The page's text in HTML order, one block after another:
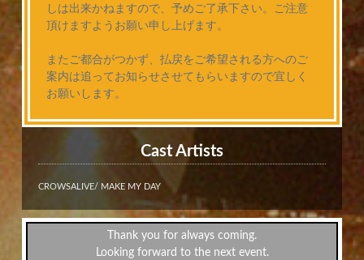
しは出来かねますので、予めご了承下さい。ご注意
頂けますようお願い申し上げます。
またご都合がつかず、払戻をご希望される方へのご
案内は追ってお知らせさせてもらいますので宜しく
お願いします。
Cast Artists
CROWSALIVE/ MAKE MY DAY
Thank you for always coming.
Looking forward to the next event.